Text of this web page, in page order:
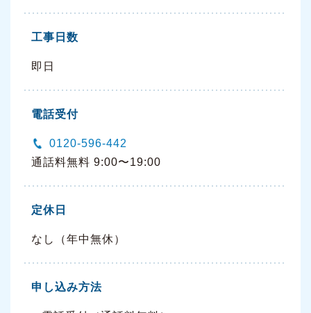
工事日数
即日
電話受付
0120-596-442
通話料無料 9:00〜19:00
定休日
なし（年中無休）
申し込み方法